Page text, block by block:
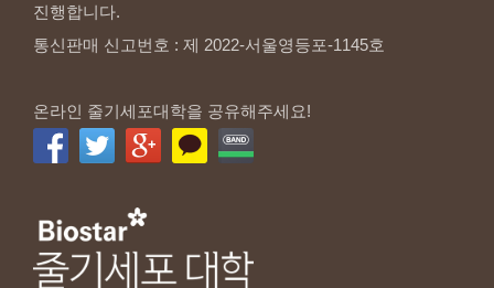
진행합니다.
통신판매 신고번호 : 제 2022-서울영등포-1145호
온라인 줄기세포대학을 공유해주세요!